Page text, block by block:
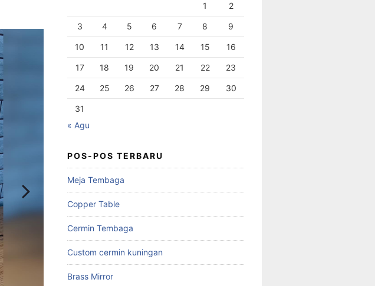
1 2
3 4 5 6 7 8 9
10 11 12 13 14 15 16
17 18 19 20 21 22 23
24 25 26 27 28 29 30
31
« Agu
POS-POS TERBARU
Meja Tembaga
Copper Table
Cermin Tembaga
Custom cermin kuningan
Brass Mirror